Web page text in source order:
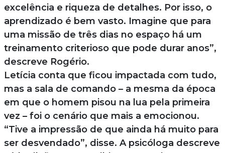
excelência e riqueza de detalhes. Por isso, o
aprendizado é bem vasto. Imagine que para
uma missão de três dias no espaço há um
treinamento criterioso que pode durar anos”,
descreve Rogério.
Letícia conta que ficou impactada com tudo,
mas a sala de comando – a mesma da época
em que o homem pisou na lua pela primeira
vez – foi o cenário que mais a emocionou.
“Tive a impressão de que ainda há muito para
ser desvendado”, disse. A psicóloga descreve